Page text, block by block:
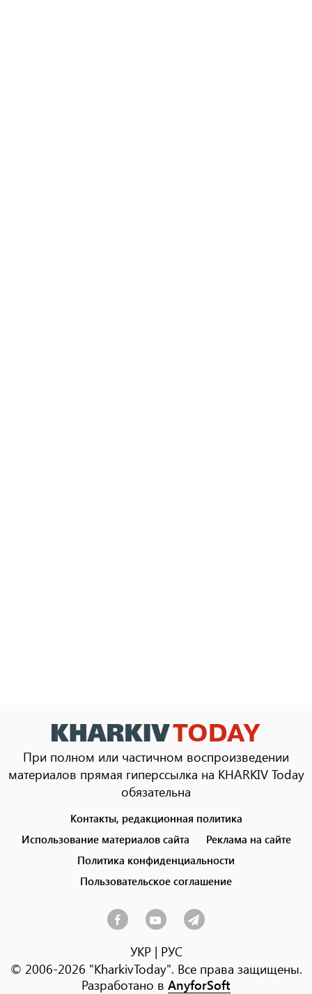
При полном или частичном воспроизведении
материалов прямая гиперссылка на KHARKIV Today
обязательна
menu
Контакты, редакционная политика
Использование материалов сайта
Реклама на сайте
Политика конфиденциальности
Пользовательское соглашение
УКР| РУС
© 2006-2026 "KharkivToday". Все права защищены.
Разработано в AnyforSoft